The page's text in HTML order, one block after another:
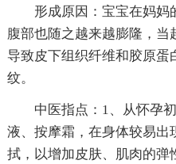
形成原因：宝宝在妈妈
腹部也随之越来越膨隆，当
导致皮下组织纤维和胶原蛋
纹。
中医指点：1、从怀孕
液、按摩霜，在身体较易出
拭，以增加皮肤、肌肉的弹